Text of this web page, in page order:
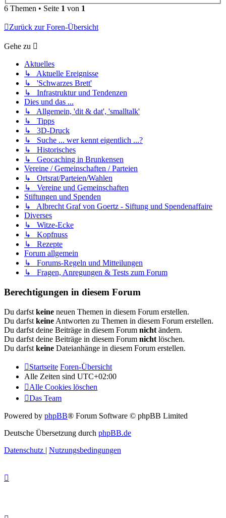
6 Themen • Seite 1 von 1
Zurück zur Foren-Übersicht
Gehe zu
Aktuelles
↳ Aktuelle Ereignisse
↳ 'Schwarzes Brett'
↳ Infrastruktur und Tendenzen
Dies und das ...
↳ Allgemein, 'dit & dat', 'smalltalk'
↳ Tipps
↳ 3D-Druck
↳ Suche ... wer kennt eigentlich ...?
↳ Historisches
↳ Geocaching in Brunkensen
Vereine / Gemeinschaften / Parteien
↳ Ortsrat/Parteien/Wahlen
↳ Vereine und Gemeinschaften
Stiftungen und Spenden
↳ Albrecht Graf von Goertz - Siftung und Spendenaffaire
Diverses
↳ Witze-Ecke
↳ Kopfnuss
↳ Rezepte
Forum allgemein
↳ Forums-Regeln und Mitteilungen
↳ Fragen, Anregungen & Tests zum Forum
Berechtigungen in diesem Forum
Du darfst keine neuen Themen in diesem Forum erstellen.
Du darfst keine Antworten zu Themen in diesem Forum erstellen.
Du darfst deine Beiträge in diesem Forum nicht ändern.
Du darfst deine Beiträge in diesem Forum nicht löschen.
Du darfst keine Dateianhänge in diesem Forum erstellen.
Startseite Foren-Übersicht
Alle Zeiten sind UTC+02:00
Alle Cookies löschen
Das Team
Powered by phpBB® Forum Software © phpBB Limited
Deutsche Übersetzung durch phpBB.de
Datenschutz | Nutzungsbedingungen